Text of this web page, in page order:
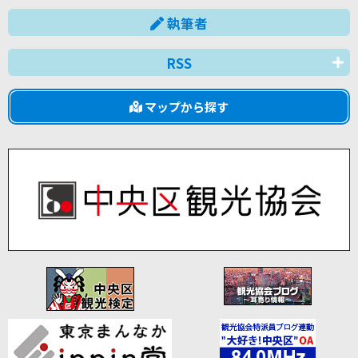
執筆者
RSS
マップから探す